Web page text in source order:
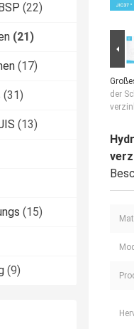
(22)
(21)
(17)
(31)
(13)
(15)
(9)
der